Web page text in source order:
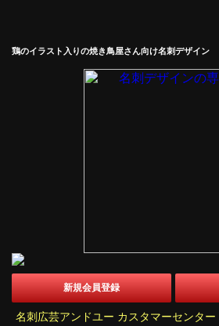
鶏のイラスト入りの焼き鳥屋さん向け名刺デザイン
新規会員登録
名刺広芸アンドユー カスタマーセンター